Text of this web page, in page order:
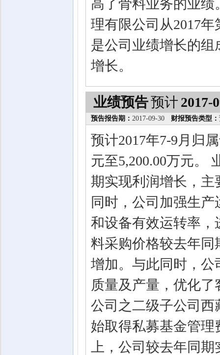
高了骨料业务的业
理有限公司从2017
是公司业绩增长的
增长。
业绩预告预计 2017-
预告报告期： 2017-09-30 财报预告类型：
预计2017年7-9月归
元至5,200.00万元。
期实现利润增长，
同时，公司加强生
和设备有效运转率
料采购价格较去年
增加。与此同时，
质量及产量，优化
公司之二级子公司
始取得私募基金管
上，公司较去年同